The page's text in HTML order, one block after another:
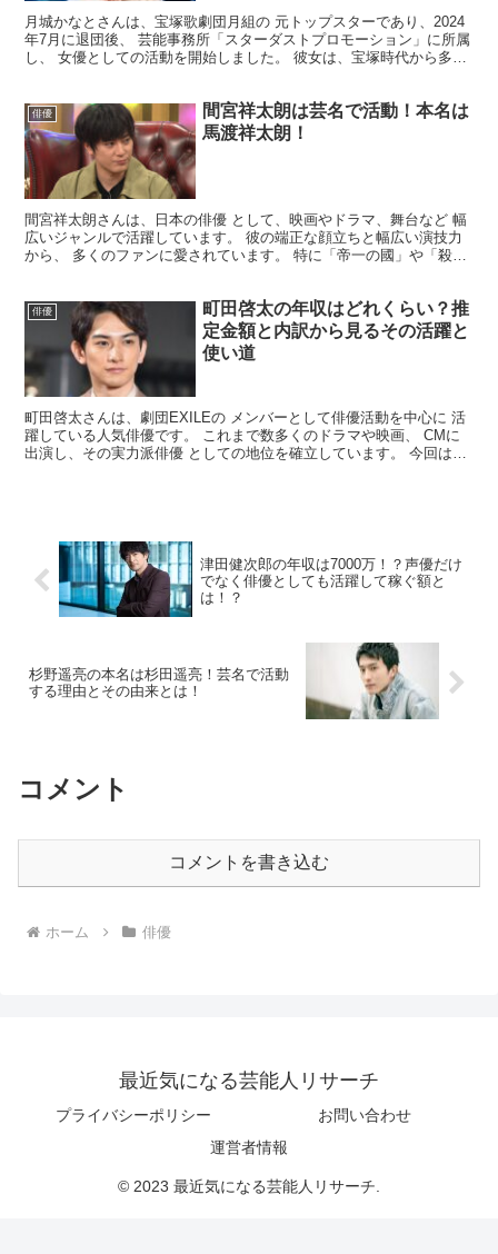
月城かなとさんは、宝塚歌劇団月組の 元トップスターであり、2024
年7月に退団後、 芸能事務所「スターダストプロモーション」に所属
し、 女優としての活動を開始しました。 ​彼女は、宝塚時代から多く
俳優
間宮祥太朗は芸名で活動！本名は
馬渡祥太朗！
間宮祥太朗さんは、日本の俳優 として、映画やドラマ、舞台など 幅
広いジャンルで活躍しています。 彼の端正な顔立ちと幅広い演技力
から、 多くのファンに愛されています。 特に「帝一の國」や「殺カ
俳優
町田啓太の年収はどれくらい？推
定金額と内訳から見るその活躍と
使い道
町田啓太さんは、劇団EXILEの メンバーとして俳優活動を中心に 活
躍している人気俳優です。 これまで数多くのドラマや映画、 CMに
出演し、その実力派俳優 としての地位を確立しています。 今回は、
津田健次郎の年収は7000万！？声優だけ
でなく俳優としても活躍して稼ぐ額と
は！？
杉野遥亮の本名は杉田遥亮！芸名で活動
する理由とその由来とは！
コメント
コメントを書き込む
ホーム 俳優
最近気になる芸能人リサーチ
プライバシーポリシー
お問い合わせ
運営者情報
© 2023 最近気になる芸能人リサーチ.